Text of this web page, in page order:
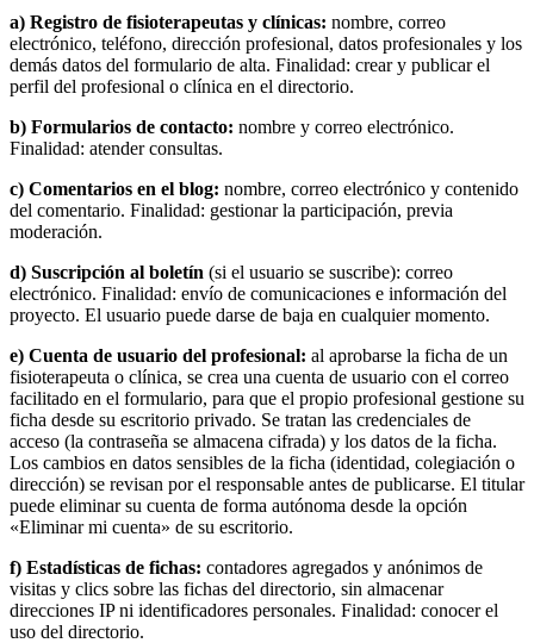
a) Registro de fisioterapeutas y clínicas: nombre, correo
electrónico, teléfono, dirección profesional, datos profesionales y los
demás datos del formulario de alta. Finalidad: crear y publicar el
perfil del profesional o clínica en el directorio.
b) Formularios de contacto: nombre y correo electrónico.
Finalidad: atender consultas.
c) Comentarios en el blog: nombre, correo electrónico y contenido
del comentario. Finalidad: gestionar la participación, previa
moderación.
d) Suscripción al boletín (si el usuario se suscribe): correo
electrónico. Finalidad: envío de comunicaciones e información del
proyecto. El usuario puede darse de baja en cualquier momento.
e) Cuenta de usuario del profesional: al aprobarse la ficha de un
fisioterapeuta o clínica, se crea una cuenta de usuario con el correo
facilitado en el formulario, para que el propio profesional gestione su
ficha desde su escritorio privado. Se tratan las credenciales de
acceso (la contraseña se almacena cifrada) y los datos de la ficha.
Los cambios en datos sensibles de la ficha (identidad, colegiación o
dirección) se revisan por el responsable antes de publicarse. El titular
puede eliminar su cuenta de forma autónoma desde la opción
«Eliminar mi cuenta» de su escritorio.
f) Estadísticas de fichas: contadores agregados y anónimos de
visitas y clics sobre las fichas del directorio, sin almacenar
direcciones IP ni identificadores personales. Finalidad: conocer el
uso del directorio.